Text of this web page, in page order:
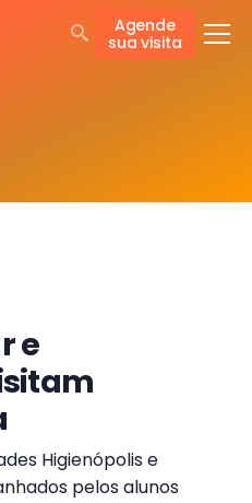
Agende
sua visita
e
Higienópolis e
pelos alunos